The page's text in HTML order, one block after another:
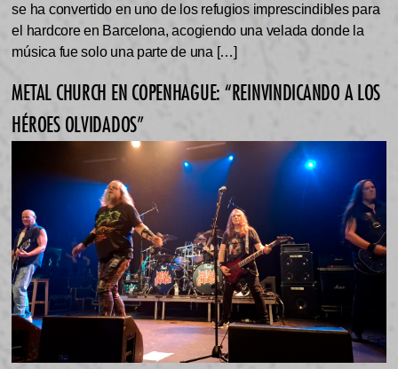
se ha convertido en uno de los refugios imprescindibles para
el hardcore en Barcelona, acogiendo una velada donde la
música fue solo una parte de una […]
METAL CHURCH EN COPENHAGUE: “REINVINDICANDO A LOS
HÉROES OLVIDADOS”